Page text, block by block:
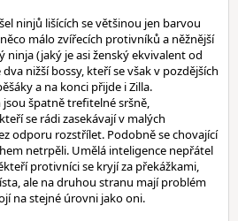
ninjů lišících se většinou jen barvou
málo zvířecích protivníků a něžnější
(jaký je asi ženský ekvivalent od
nižší bossy, kteří se však v pozdějších
a na konci přijde i Zilla.
špatně trefitelné sršně,
se rádi zasekávají v malých
odporu rozstřílet. Podobně se chovající
netrpěli. Umělá inteligence nepřátel
protivníci se kryjí za překážkami,
ale na druhou stranu mají problém
na stejné úrovni jako oni.